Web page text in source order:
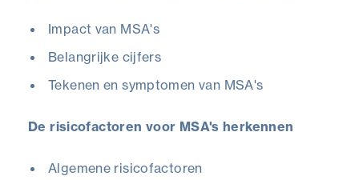
Impact van MSA's
Belangrijke cijfers
Tekenen en symptomen van MSA's
De risicofactoren voor MSA's herkennen
Algemene risicofactoren